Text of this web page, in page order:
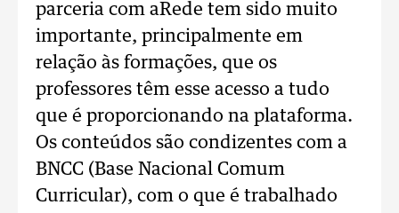
parceria com aRede tem sido muito
importante, principalmente em
relação às formações, que os
professores têm esse acesso a tudo
que é proporcionando na plataforma.
Os conteúdos são condizentes com a
BNCC (Base Nacional Comum
Curricular), com o que é trabalhado